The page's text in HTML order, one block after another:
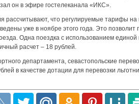
он в эфире гостелеканала «ИКС».
рассчитывают, что регулируемые тарифы
уже в ноябре этого года. Это позволит
Одна поездка с использованием единой
расчет – 18 рублей.
департамента, севастопольские
в качестве дотации для перевозки